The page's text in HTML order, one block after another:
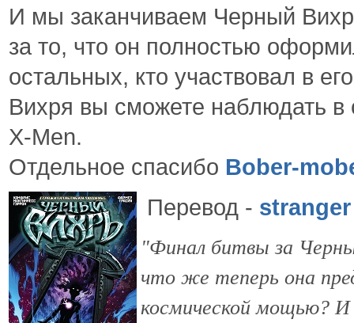
И мы заканчиваем Черный
за то, что он полностью
остальных, кто участвовал в
Вихря вы сможете наблюдать в
X-Men.
Отдельное спасибо Bober-
Перевод - stranger
"Финал битвы за
что же теперь она
космической мощью?